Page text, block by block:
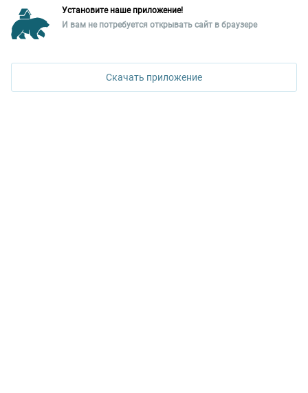
Уральская палата недвижимости
ул. Горького, 65, 0 подъезд, 3 этаж
Установите наше приложение!
И вам не потребуется открывать сайт в браузере
Скачать приложение